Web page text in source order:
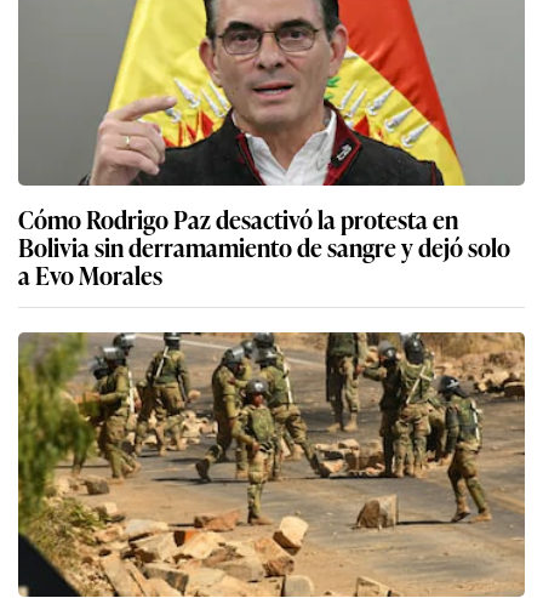
Cómo Rodrigo Paz desactivó la protesta en
Bolivia sin derramamiento de sangre y dejó solo
a Evo Morales